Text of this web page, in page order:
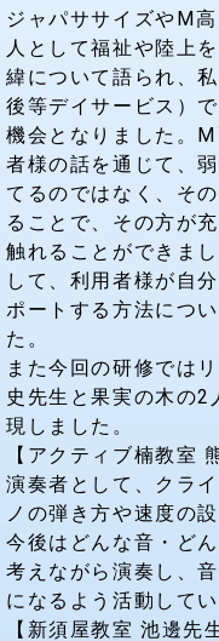
ジャパササイズやⅯ
人として福祉や陸上
緯について語られ、
後等デイサービス）
機会となりました。Ⅿ
者様の話を通じて、
てるのではなく、そ
ることで、その方が
触れることができま
して、利用者様が自
ポートする方法につ
た。
また今回の研修では
史先生と果実の木の2
現しました。
【アクティブ楠教室
演奏者として、クラ
ノの弾き方や速度の
今後はどんな音・ど
考えながら演奏し、
になるよう活動して
【新須屋教室 池邊先